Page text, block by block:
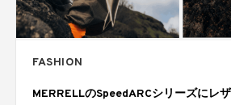
FASHION
MERRELLのSpeedARCシリーズにレ